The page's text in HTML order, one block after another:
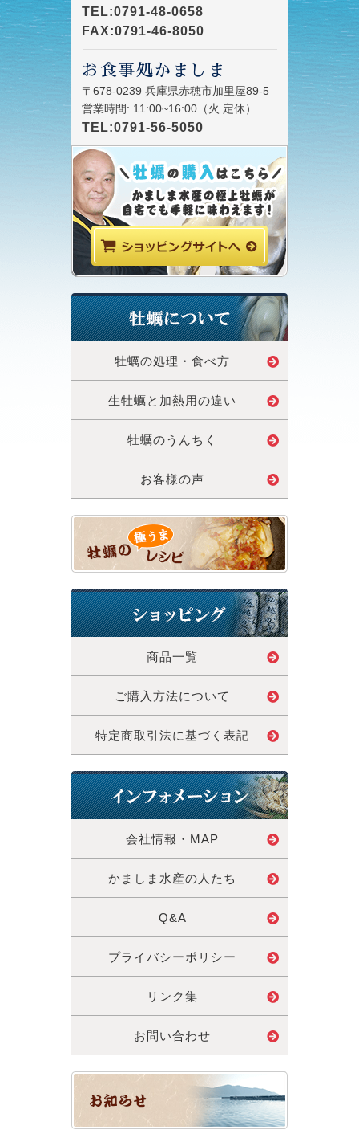
TEL:0791-48-0658
FAX:0791-46-8050
お食事処かましま
〒678-0239 兵庫県赤穂市加里屋89-5
営業時間: 11:00~16:00（火 定休）
TEL:0791-56-5050
牡蠣の処理・食べ方
生牡蠣と加熱用の違い
牡蠣のうんちく
お客様の声
商品一覧
ご購入方法について
特定商取引法に基づく表記
会社情報・MAP
かましま水産の人たち
Q&A
プライバシーポリシー
リンク集
お問い合わせ